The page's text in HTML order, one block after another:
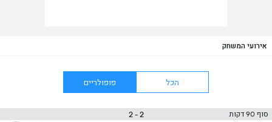
אירועי המשחק
הכל פופולריים
סוף 90 דקות 2 - 2